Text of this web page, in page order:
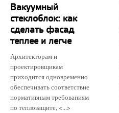
Вакуумный
стеклоблок: как
сделать фасад
теплее и легче
Архитекторам и
проектировщикам
приходится одновременно
обеспечивать соответствие
нормативным требованиям
по теплозащите, <...>